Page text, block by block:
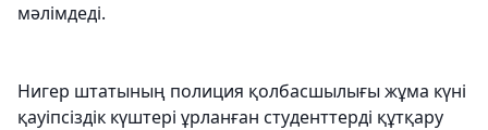
мәлімдеді.
Нигер штатының полиция қолбасшылығы жұма күні
қауіпсіздік күштері ұрланған студенттерді құтқару